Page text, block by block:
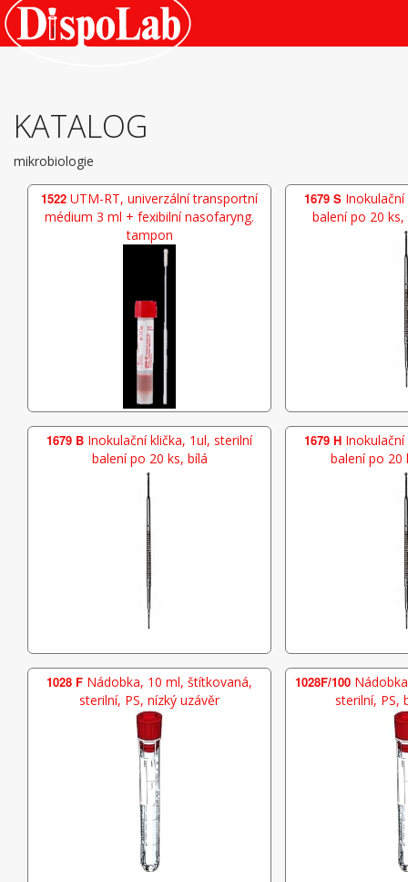
KATALOG
mikrobiologie
1522 UTM-RT, univerzální transportní
médium 3 ml + fexibilní nasofaryng.
tampon
1679 S
balení po 20 ks,
1679 B Inokulační klička, 1ul, sterilní
balení po 20 ks, bílá
1679 H
balení po 20
1028 F Nádobka, 10 ml, štítkovaná,
sterilní, PS, nízký uzávěr
1028F/100
sterilní, PS,